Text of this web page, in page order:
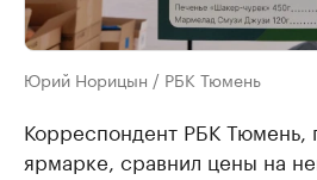
Юрий Норицын / РБК Тюмень
Корреспондент РБК Тюмень,
ярмарке, сравнил цены на